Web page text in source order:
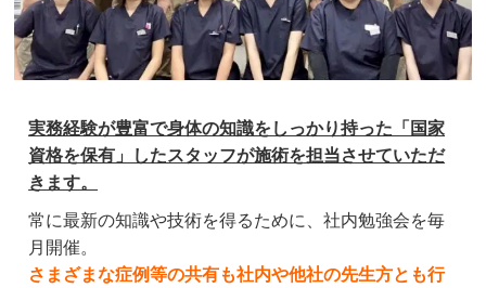
実務経験が豊富で身体の知識をしっかり持った「国家
資格を保有」したスタッフが施術を担当させていただ
きます。
常に最新の知識や技術を得るために、社内勉強会を毎
月開催。
さまざまな症例等の共有も社内や他社の先生方とも行